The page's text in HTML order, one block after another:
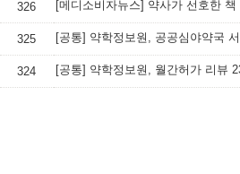
326
325 [공통] 약학정보원, 공공심야약국
324 [공통] 약학정보원, 월간허가 리뷰